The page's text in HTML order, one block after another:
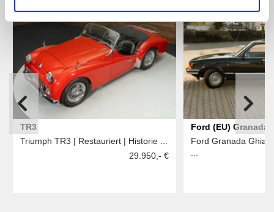
TR3
Triumph TR3 | Restauriert | Historie ...
29.950,- €
Ford (EU) Granada
Ford Granada Ghia